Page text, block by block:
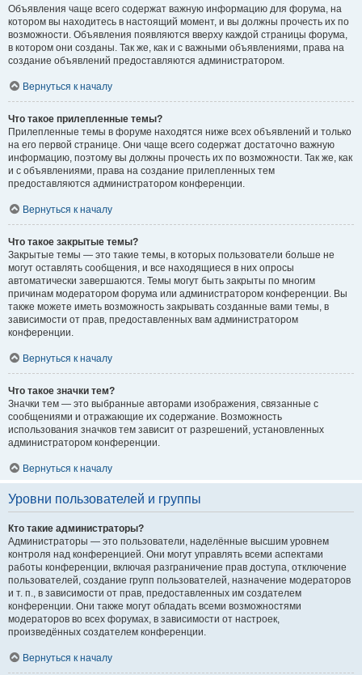
Объявления чаще всего содержат важную информацию для форума, на
котором вы находитесь в настоящий момент, и вы должны прочесть их по
возможности. Объявления появляются вверху каждой страницы форума,
в котором они созданы. Так же, как и с важными объявлениями, права на
создание объявлений предоставляются администратором.
Вернуться к началу
Что такое прилепленные темы?
Прилепленные темы в форуме находятся ниже всех объявлений и только
на его первой странице. Они чаще всего содержат достаточно важную
информацию, поэтому вы должны прочесть их по возможности. Так же, как
и с объявлениями, права на создание прилепленных тем
предоставляются администратором конференции.
Вернуться к началу
Что такое закрытые темы?
Закрытые темы — это такие темы, в которых пользователи больше не
могут оставлять сообщения, и все находящиеся в них опросы
автоматически завершаются. Темы могут быть закрыты по многим
причинам модератором форума или администратором конференции. Вы
также можете иметь возможность закрывать созданные вами темы, в
зависимости от прав, предоставленных вам администратором
конференции.
Вернуться к началу
Что такое значки тем?
Значки тем — это выбранные авторами изображения, связанные с
сообщениями и отражающие их содержание. Возможность
использования значков тем зависит от разрешений, установленных
администратором конференции.
Вернуться к началу
Уровни пользователей и группы
Кто такие администраторы?
Администраторы — это пользователи, наделённые высшим уровнем
контроля над конференцией. Они могут управлять всеми аспектами
работы конференции, включая разграничение прав доступа, отключение
пользователей, создание групп пользователей, назначение модераторов
и т. п., в зависимости от прав, предоставленных им создателем
конференции. Они также могут обладать всеми возможностями
модераторов во всех форумах, в зависимости от настроек,
произведённых создателем конференции.
Вернуться к началу